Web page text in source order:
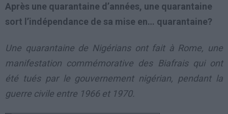
Après une quarantaine d’années, une quarantaine
sort l’indépendance de sa mise en… quarantaine?
Une quarantaine de Nigérians ont fait à Rome, une
manifestation commémorative des Biafrais qui ont
été tués par le gouvernement nigérian, pendant la
guerre civile entre 1966 et 1970.